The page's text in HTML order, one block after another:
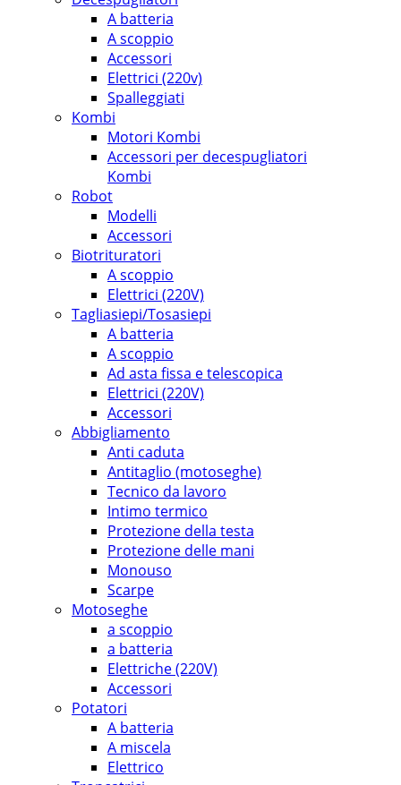
A batteria
A scoppio
Accessori
Elettrici (220v)
Spalleggiati
Kombi
Motori Kombi
Accessori per decespugliatori
Kombi
Robot
Modelli
Accessori
Biotrituratori
A scoppio
Elettrici (220V)
Tagliasiepi/Tosasiepi
A batteria
A scoppio
Ad asta fissa e telescopica
Elettrici (220V)
Accessori
Abbigliamento
Anti caduta
Antitaglio (motoseghe)
Tecnico da lavoro
Intimo termico
Protezione della testa
Protezione delle mani
Monouso
Scarpe
Motoseghe
a scoppio
a batteria
Elettriche (220V)
Accessori
Potatori
A batteria
A miscela
Elettrico